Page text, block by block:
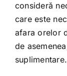
consideră
care este
afara orelor
de
suplimentare.